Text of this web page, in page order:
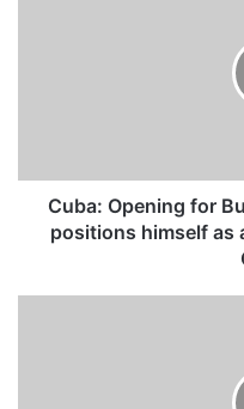
positions
himselfCuba: Opening for
positions himself as